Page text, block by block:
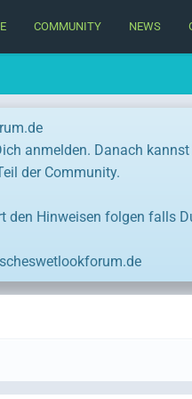
COMMUNITY NEWS
anmelden. Danach
der Community.
den Hinweisen folgen falls